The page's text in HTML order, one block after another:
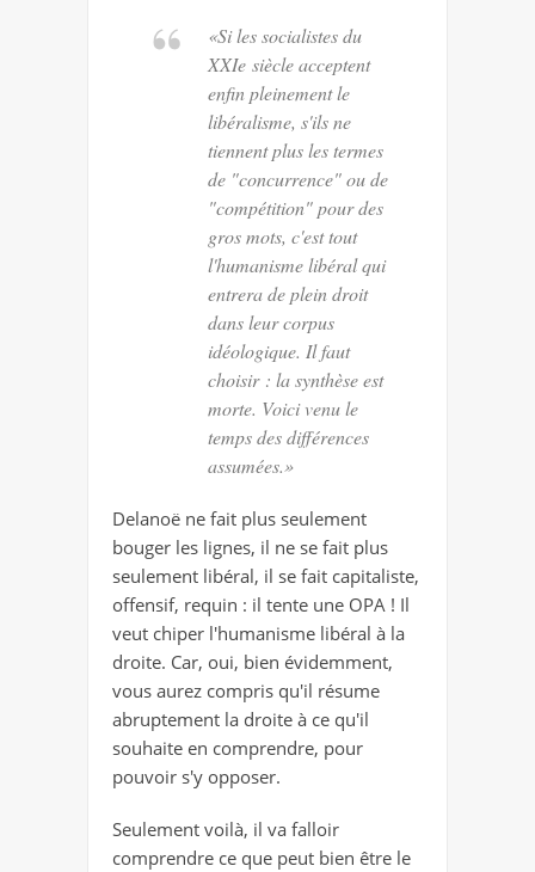
«Si les socialistes du
XXIe siècle acceptent
enfin pleinement le
libéralisme, s'ils ne
tiennent plus les termes
de "concurrence" ou de
"compétition" pour des
gros mots, c'est tout
l'humanisme libéral qui
entrera de plein droit
dans leur corpus
idéologique. Il faut
choisir : la synthèse est
morte. Voici venu le
temps des différences
assumées.»
Delanoë ne fait plus seulement
bouger les lignes, il ne se fait plus
seulement libéral, il se fait capitaliste,
offensif, requin : il tente une OPA ! Il
veut chiper l'humanisme libéral à la
droite. Car, oui, bien évidemment,
vous aurez compris qu'il résume
abruptement la droite à ce qu'il
souhaite en comprendre, pour
pouvoir s'y opposer.
Seulement voilà, il va falloir
comprendre ce que peut bien être le